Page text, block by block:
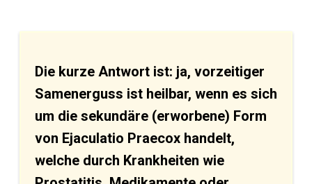
Die kurze Antwort ist: ja, vorzeitiger
Samenerguss ist heilbar, wenn es sich
um die sekundäre (erworbene) Form
von Ejaculatio Praecox handelt,
welche durch Krankheiten wie